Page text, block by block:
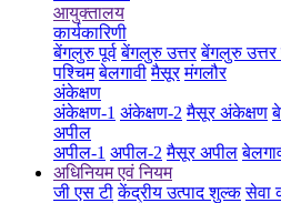
आयुक्तालय
कार्यकारिणी
बेंगलुरु पूर्व बेंगलुरु उत्तर बेंगलुरु उत्तर
पश्चिम बेलगावी मैसूर मंगलौर
अंकेक्षण
अंकेक्षण-1 अंकेक्षण-2 मैसूर अंकेक्षण
अपील
अपील-1 अपील-2 मैसूर अपील
अधिनियम एवं नियम
जी एस टी केंद्रीय उत्पाद शुल्क सेवा